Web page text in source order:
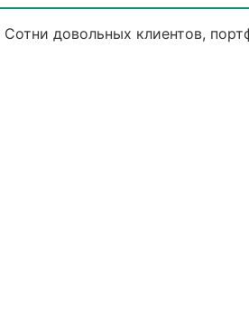
довольных клиентов,